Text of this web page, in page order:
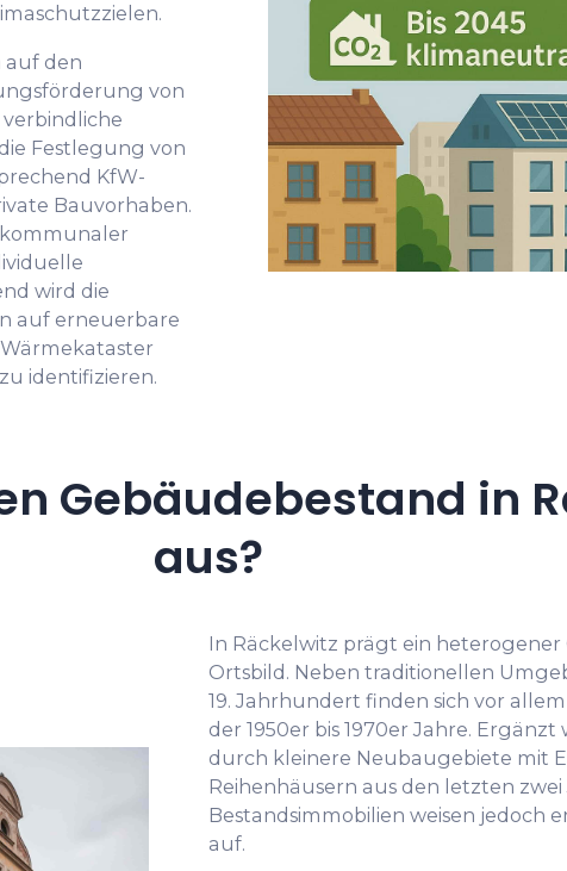
auf den
von
verbindliche
Festlegung von
KfW-
Bauvorhaben.
wird die
auf erneuerbare
identifizieren.
Gebäudebestand in
aus?
In Räckelwitz prägt ein heterogener
Ortsbild. Neben traditionellen
19. Jahrhundert finden sich vor
der 1950er bis 1970er Jahre.
durch kleinere Neubaugebiete mit
Reihenhäusern aus den letzten
Bestandsimmobilien weisen jedoch
auf.